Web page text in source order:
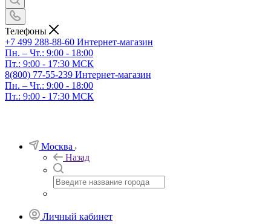
Телефоны
+7 499 288-88-60 Интернет-магазин
Пн. – Чт.: 9:00 - 18:00
Пт.: 9:00 - 17:30 МСК
8(800) 77-55-239 Интернет-магазин
Пн. – Чт.: 9:00 - 18:00
Пт.: 9:00 - 17:30 МСК
Москва
Назад
Личный кабинет